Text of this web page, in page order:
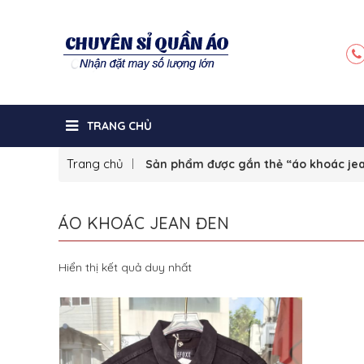
TRANG CHỦ
Trang chủ Sản phẩm được gắn thẻ “áo khoác
ÁO KHOÁC JEAN ĐEN
Hiển thị kết quả duy nhất
Sale